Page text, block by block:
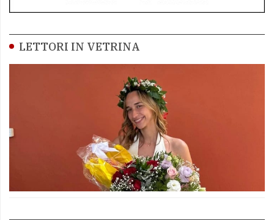
LETTORI IN VETRINA